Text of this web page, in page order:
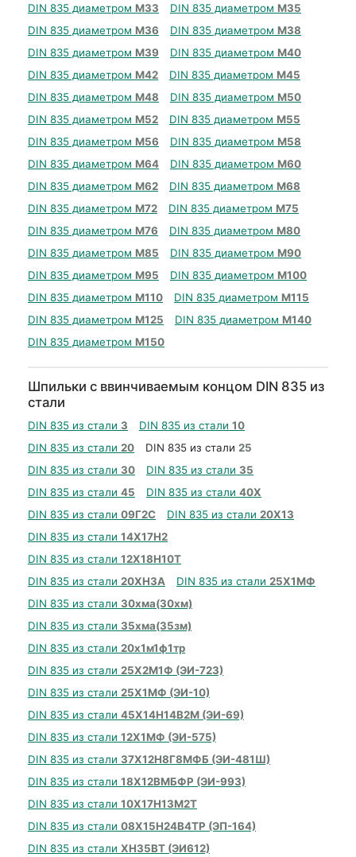
DIN 835 диаметром М33 DIN 835 диаметром М35
DIN 835 диаметром М36 DIN 835 диаметром М38
DIN 835 диаметром М39 DIN 835 диаметром М40
DIN 835 диаметром М42 DIN 835 диаметром М45
DIN 835 диаметром М48 DIN 835 диаметром М50
DIN 835 диаметром М52 DIN 835 диаметром М55
DIN 835 диаметром М56 DIN 835 диаметром М58
DIN 835 диаметром М64 DIN 835 диаметром М60
DIN 835 диаметром М62 DIN 835 диаметром М68
DIN 835 диаметром М72 DIN 835 диаметром М75
DIN 835 диаметром М76 DIN 835 диаметром М80
DIN 835 диаметром М85 DIN 835 диаметром М90
DIN 835 диаметром М95 DIN 835 диаметром М100
DIN 835 диаметром М110 DIN 835 диаметром М115
DIN 835 диаметром М125 DIN 835 диаметром М140
DIN 835 диаметром М150
Шпильки с ввинчиваемым концом DIN 835 из
стали
DIN 835 из стали 3 DIN 835 из стали 10
DIN 835 из стали 20 DIN 835 из стали 25
DIN 835 из стали 30 DIN 835 из стали 35
DIN 835 из стали 45 DIN 835 из стали 40Х
DIN 835 из стали 09Г2С DIN 835 из стали 20Х13
DIN 835 из стали 14Х17Н2
DIN 835 из стали 12Х18Н10Т
DIN 835 из стали 20ХН3А DIN 835 из стали 25Х1МФ
DIN 835 из стали 30хма(30хм)
DIN 835 из стали 35хма(35зм)
DIN 835 из стали 20х1м1ф1тр
DIN 835 из стали 25Х2М1Ф (ЭИ-723)
DIN 835 из стали 25Х1МФ (ЭИ-10)
DIN 835 из стали 45Х14Н14В2М (ЭИ-69)
DIN 835 из стали 12Х1МФ (ЭИ-575)
DIN 835 из стали 37Х12Н8Г8МФБ (ЭИ-481Ш)
DIN 835 из стали 18Х12ВМБФР (ЭИ-993)
DIN 835 из стали 10Х17Н13М2Т
DIN 835 из стали 08Х15Н24В4ТР (ЭП-164)
DIN 835 из стали ХН35ВТ (ЭИ612)